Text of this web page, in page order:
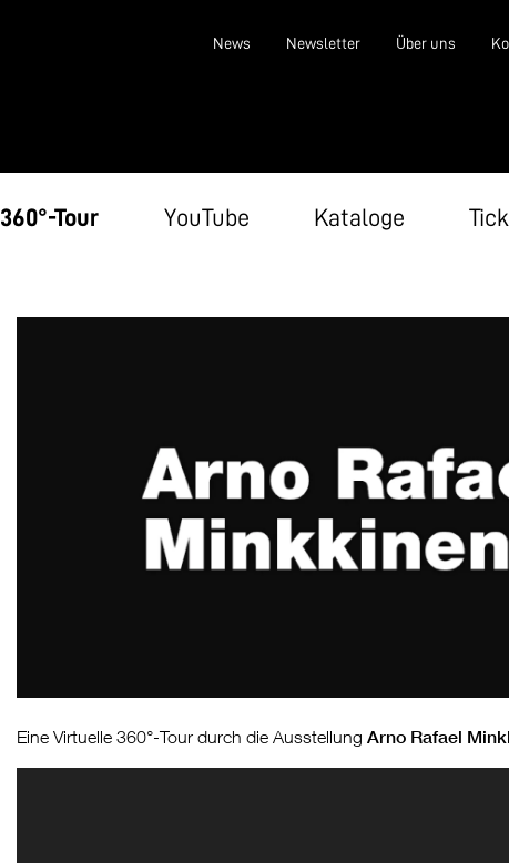
News Newsletter Über uns
360°-Tour YouTube Kataloge
Eine Virtuelle 360°-Tour durch die Ausstellung Arno Rafael